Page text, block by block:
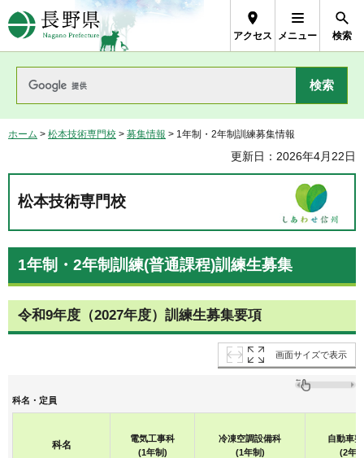
長野県Nagano Prefecture
アクセス メニュー 検索
ホーム > 松本技術専門校 > 募集情報 > 1年制・2年制訓練募集情報
更新日：2026年4月22日
松本技術専門校
1年制・2年制訓練(普通課程)訓練生募集
令和9年度（2027年度）訓練生募集要項
画面サイズで表示
科名・定員
科名
電気工事科
(1年制)
冷凍空調設備科
(1年制)
自動車
(2年